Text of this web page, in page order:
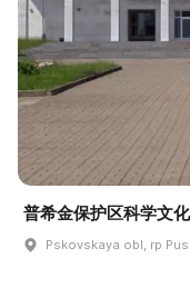
普希金保护区科学文
Pskovskaya obl, rp